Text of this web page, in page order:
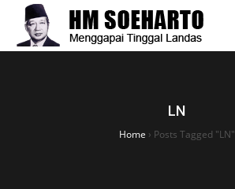
LN
Home › Posts Tagged "LN"